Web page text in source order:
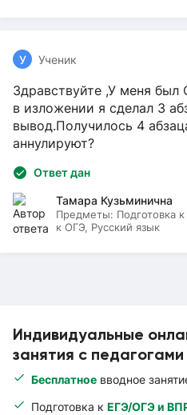
Индивидуальные
занятия с педагогами
Бесплатное вводное
Подготовка к ЕГЭ/ОГЭ и
У Ученик
Здравствуйте ,У меня
в изложении я сделал 3
вывод.Получилось 4
аннулируют?
Ответ дан
Тамара Кузьминична
Предметы: Подготовка
к ОГЭ, Русский язык